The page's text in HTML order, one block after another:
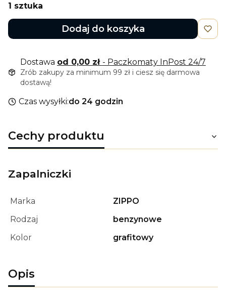
1 sztuka
Dodaj do koszyka
Dostawa od 0,00 zł - Paczkomaty InPost 24/7
Zrób zakupy za minimum 99 zł i ciesz się darmowa
dostawą!
Czas wysyłki:do 24 godzin
Cechy produktu
Zapalniczki
Marka
ZIPPO
Rodzaj
benzynowe
Kolor
grafitowy
Opis